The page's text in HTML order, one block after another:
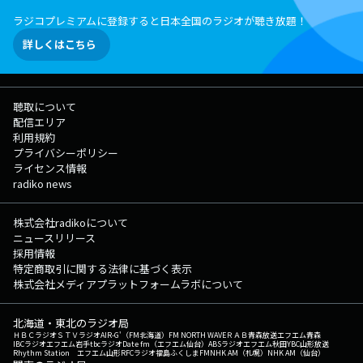
色へ〜」。 W杯が開幕する6/12まで毎日、6時30分頃に JI BLUEのメン
バー12人が日替わりで登場！ 今朝は、佐野雄大さんがモーニングメッセ
ージを届けてくれます！ お楽しみに！ ▽06:55〜 【 MY OLYMPIC
】 トップアスリートたちが出演！ 日本各地で開催される競技会などを
通して、かつての名選手から将来有望なオリンピック代表選手のタマゴま
で選手を紹介。 ▽07:00〜 【 MORNING HEADLINE 】 全国のお天気
と最新のHEADLINE NEWSをお届け。 今朝の気になるニュースについ
て、 ダイヤモンド・ライフ編集長の【 神庭亮介 】さんが解説しま
す。 ▽07:08〜 【 交通情報 】 --- ▽07:10〜 【 リポビタンD
TREND NET 】 ネットニュースの内側にいるプロフェッショナルが話題
のニュースを解説。 本日はダイヤモンド・ライフ編集長の【 神庭亮介
】さん。 今朝は「来年4月からの1％案」が有力とされる食料品の消費税
について。 ▽07:19〜 【 KUMON 笑顔100点満点♪ 】 「子どもの
頃、KUMONやってました！」「今、子どもが通っています！」 …とい
うパパやママのリアルな声をお届けします。 ▽07:20〜 【 ONE MORE
NEWS 】 ここ1ヶ月ほどのニュースの中から、 気になるものを“もう1
つ”ピックアップ！ 今回は、福島県郡山市の磐越道で起きたマイクロバ
ス事故、 その背景には何があるのか、専門家に伺います。
▽07:29〜 【 交通情報 】 --- ▽07:33〜 【 TODAY'S WEATHER GUIDE
NOEVIR Song of Life 】 数々の名曲・偉大なアーティストを一週間テー
マに沿って紹介します。 ▽07:50〜 【 交通情報 】 --- ▽07:52〜
ラジコプレミアムに登録すると日本全国のラジオが聴き放題！
詳しくはこちら
聴取について
配信エリア
利用規約
プライバシーポリシー
ライセンス情報
radiko news
株式会社radikoについて
ニュースリリース
採用情報
特定商取引に関する法律に基づく表示
株式会社メディアプラットフォームラボについて
北海道・東北のラジオ局
ＨＢＣラジオＳＴＶラジオAIR-G'（FM北海道） FM NORTH WAVEＲＡＢ青森放送エフエム青森
IBCラジオエフエム岩手tbcラジオDate fm（エフエム仙台） ABSラジオエフエム秋田YBC山形放送
Rhythm Station エフエム山形RFCラジオ福島ふくしまFMNHK AM（札幌） NHK AM（仙台）